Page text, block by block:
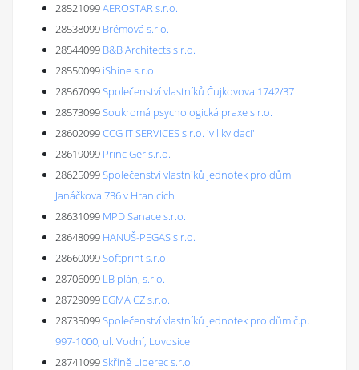
28521099AEROSTAR s.r.o.
28538099 Brémová s.r.o.
28544099 B&B Architects s.r.o.
28550099 iShine s.r.o.
28567099Společenství vlastníků Čujkovova 1742/37
28573099Soukromá psychologická praxe s.r.o.
28602099CCG IT SERVICES s.r.o. 'v likvidaci'
28619099 Princ Ger s.r.o.
28625099Společenství vlastníků jednotek pro dům
Janáčkova 736 v Hranicích
28631099 MPD Sanace s.r.o.
28648099 HANUŠ-PEGAS s.r.o.
28660099Softprint s.r.o.
28706099 LB plán, s.r.o.
28729099 EGMA CZ s.r.o.
28735099Společenství vlastníků jednotek pro dům č.p.
997-1000, ul. Vodní, Lovosice
28741099Skříně Liberec s.r.o.